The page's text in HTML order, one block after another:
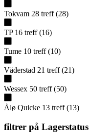
Tokvam 28 treff (28)
TP 16 treff (16)
Tume 10 treff (10)
Väderstad 21 treff (21)
Wessex 50 treff (50)
Ålø Quicke 13 treff (13)
filtrer på Lagerstatus